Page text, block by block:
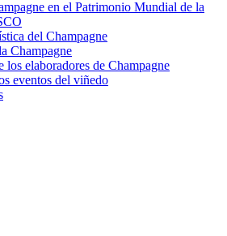
en el Patrimonio Mundial de la
del Champagne
Champagne
los elaboradores de Champagne
eventos del viñedo